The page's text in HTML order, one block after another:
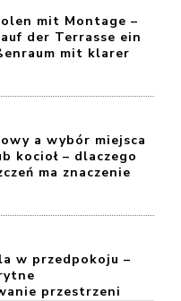
mit Montage –
der Terrasse ein
mit klarer
a wybór miejsca
kocioł – dlaczego
ma znaczenie
w przedpokoju –
przestrzeni